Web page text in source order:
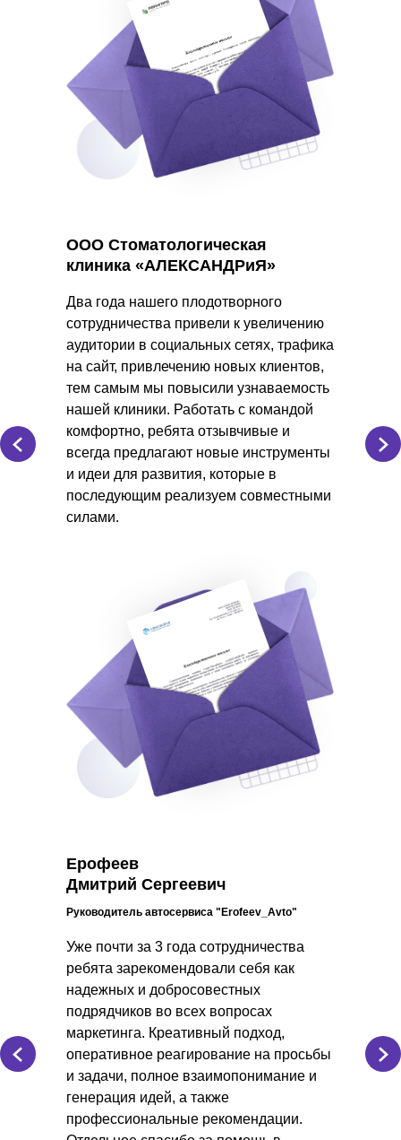
ООО Стоматологическая
клиника «АЛЕКСАНДРиЯ»
Два года нашего плодотворного
сотрудничества привели к увеличению
аудитории в социальных сетях, трафика
на сайт, привлечению новых клиентов,
тем самым мы повысили узнаваемость
нашей клиники. Работать с командой
комфортно, ребята отзывчивые и
всегда предлагают новые инструменты
и идеи для развития, которые в
последующим реализуем совместными
силами.
Ерофеев
Дмитрий Сергеевич
Руководитель автосервиса "Erofeev_Avto"
Уже почти за 3 года сотрудничества
ребята зарекомендовали себя как
надежных и добросовестных
подрядчиков во всех вопросах
маркетинга. Креативный подход,
оперативное реагирование на просьбы
и задачи, полное взаимопонимание и
генерация идей, а также
профессиональные рекомендации.